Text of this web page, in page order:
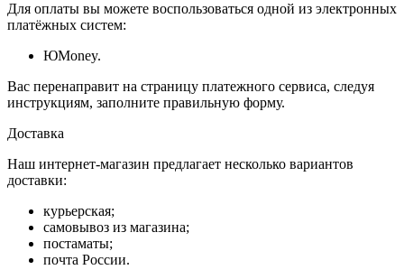
Для оплаты вы можете воспользоваться одной из электронных
платёжных систем:
ЮMoney.
Вас перенаправит на страницу платежного сервиса, следуя
инструкциям, заполните правильную форму.
Доставка
Наш интернет-магазин предлагает несколько вариантов
доставки:
курьерская;
самовывоз из магазина;
постаматы;
почта России.